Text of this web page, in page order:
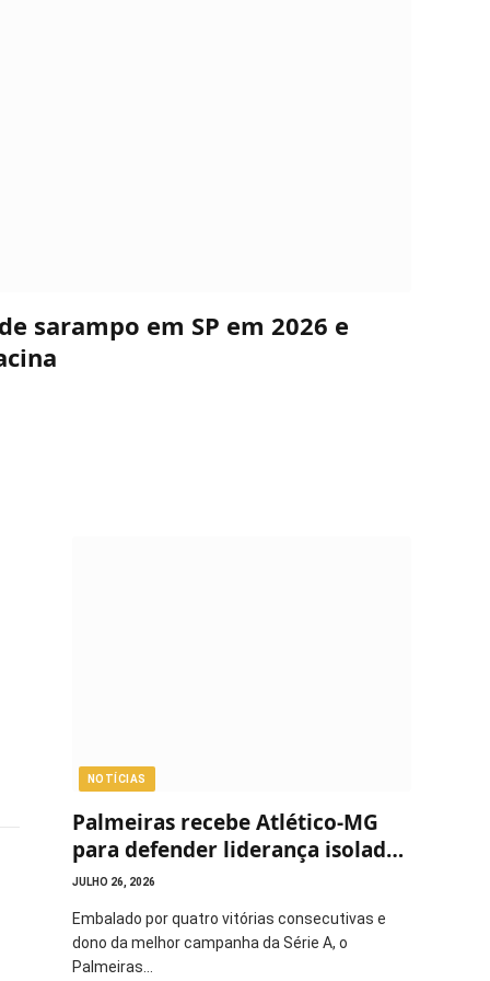
sarampo em SP em 2026 e
NOTÍCIAS
Palmeiras recebe Atlético-MG
para defender liderança isolada
do Brasileirão
JULHO 26, 2026
Embalado por quatro vitórias consecutivas e
dono da melhor campanha da Série A, o
Palmeiras…